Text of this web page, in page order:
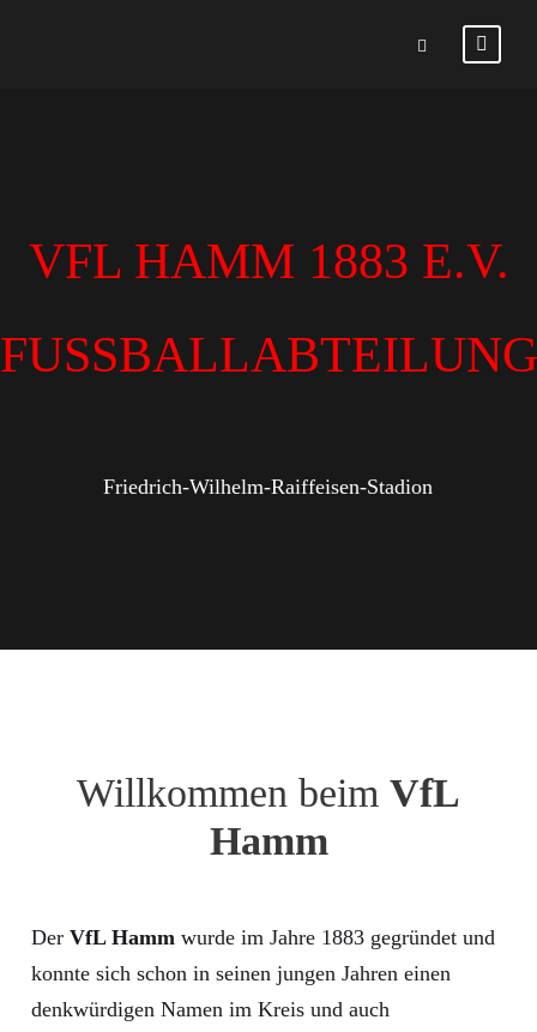
VFL HAMM 1883 E.V.
FUSSBALLABTEILUNG
Friedrich-Wilhelm-Raiffeisen-Stadion
Willkommen beim VfL
Hamm
Der VfL Hamm wurde im Jahre 1883 gegründet und
konnte sich schon in seinen jungen Jahren einen
denkwürdigen Namen im Kreis und auch